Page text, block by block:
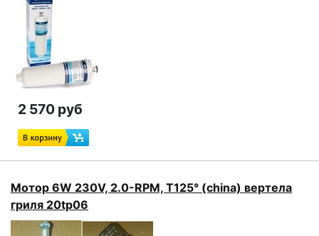
2 570 руб
Мотор 6W 230V, 2.0-RPM, T125° (china) вертела
гриля 20tp06